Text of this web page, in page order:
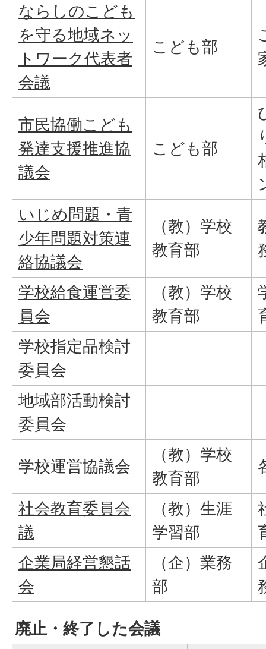
ならしのこども
を守る地域ネッ
トワーク代表者
会議
こども部
市民協働こども
発達支援推進協
議会
こども部
いじめ問題・青
少年問題対策連
絡協議会
（教）学校
教育部
学校給食運営委
員会
（教）学校
教育部
学校指定品検討
委員会
地域部活動検討
委員会
学校運営協議会
（教）学校
教育部
社会教育委員会
議
（教）生涯
学習部
企業局経営懇話
会
（企）業務
部
廃止・終了した会議